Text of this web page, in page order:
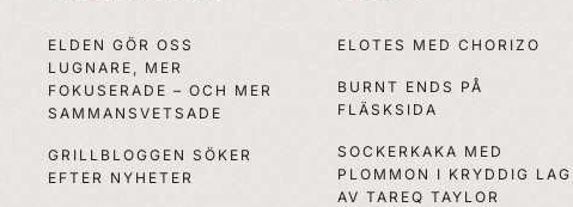
ELDEN GÖR OSS
LUGNARE, MER
FOKUSERADE – OCH MER
SAMMANSVETSADE
GRILLBLOGGEN SÖKER
EFTER NYHETER
ELOTES MED CHORIZO
BURNT ENDS PÅ
FLÄSKSIDA
SOCKERKAKA MED
PLOMMON I KRYDDIG LAG
AV TAREQ TAYLOR